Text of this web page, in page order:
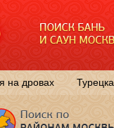
на дровах